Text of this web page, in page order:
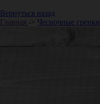
Вернуться назад
Главная -> Чесночные гренки